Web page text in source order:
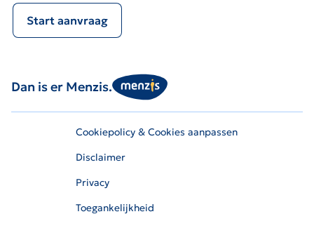
Start aanvraag
Dan is er Menzis.
Cookiepolicy & Cookies aanpassen
Disclaimer
Privacy
Toegankelijkheid